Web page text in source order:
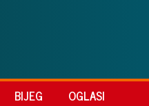
BIJEG OGLASI